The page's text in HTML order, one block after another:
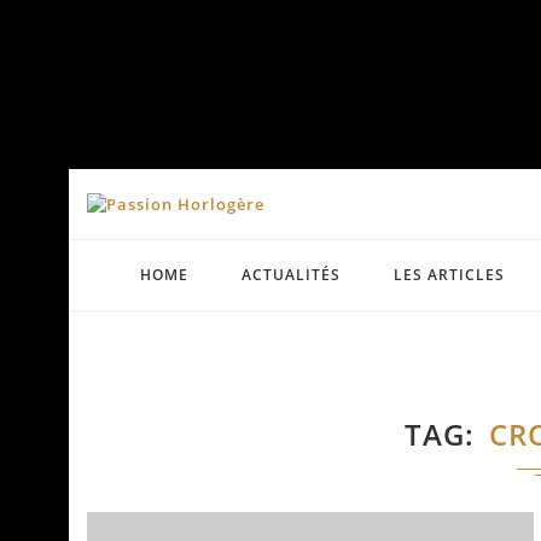
HOME ACTUALITÉS LES ARTICLES
TAG